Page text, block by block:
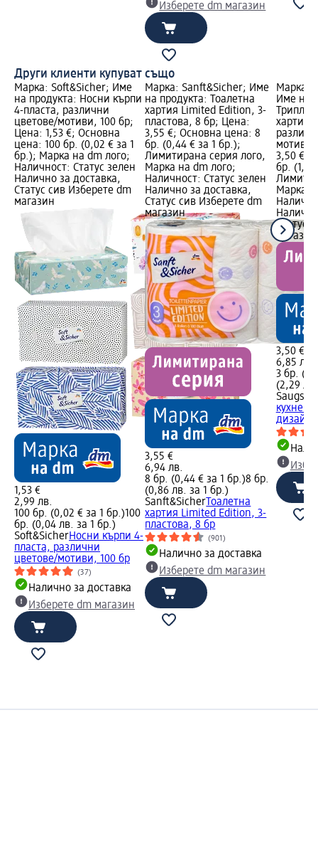
Изберете dm магазин
Други клиенти купуват също
Марка: Soft&Sicher; Име
на продукта: Носни кърпи
4-пласта, различни
цветове/мотиви, 100 бр;
Цена: 1,53 €; Основна
цена: 100 бр. (0,02 € за 1
бр.); Марка на dm лого;
Наличност: Статус зелен
Налично за доставка,
Статус сив Изберете dm
магазин
1,53 €
2,99 лв.
100 бр. (0,02 € за 1 бр.)100
бр. (0,04 лв. за 1 бр.)
Soft&SicherНосни кърпи 4-
пласта, различни
цветове/мотиви, 100 бр
(37)
Налично за доставка
Изберете dm магазин
Марка: Sanft&Sicher; Име
на продукта: Тоалетна
хартия Limited Edition, 3-
пластова, 8 бр; Цена:
3,55 €; Основна цена: 8
бр. (0,44 € за 1 бр.);
Лимитирана серия лого,
Марка на dm лого;
Наличност: Статус зелен
Налично за доставка,
Статус сив Изберете dm
магазин
3,55 €
6,94 лв.
8 бр. (0,44 € за 1 бр.)8 бр.
(0,86 лв. за 1 бр.)
Sanft&SicherТоалетна
хартия Limited Edition, 3-
пластова, 8 бр
(901)
Налично за доставка
Изберете dm магазин
Марка:
Име на
хартия
3,50 €;
бр. (1,17
Марка
Статус
магазин
3,50 €
6,85 лв.
3 бр.
(2,29
дизайн,